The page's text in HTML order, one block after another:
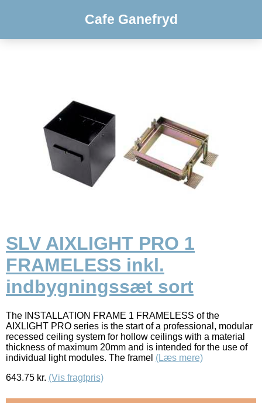
Cafe Ganefryd
SLV AIXLIGHT PRO 1
FRAMELESS inkl.
indbygningssæt sort
The INSTALLATION FRAME 1 FRAMELESS of the
AIXLIGHT PRO series is the start of a professional, modular
recessed ceiling system for hollow ceilings with a material
thickness of maximum 20mm and is intended for the use of
individual light modules. The framel (Læs mere)
643.75 kr. (Vis fragtpris)